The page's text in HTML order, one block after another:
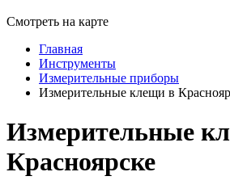
Смотреть на карте
Главная
Инструменты
Измерительные приборы
Измерительные клещи в
Измерительные
Красноярске